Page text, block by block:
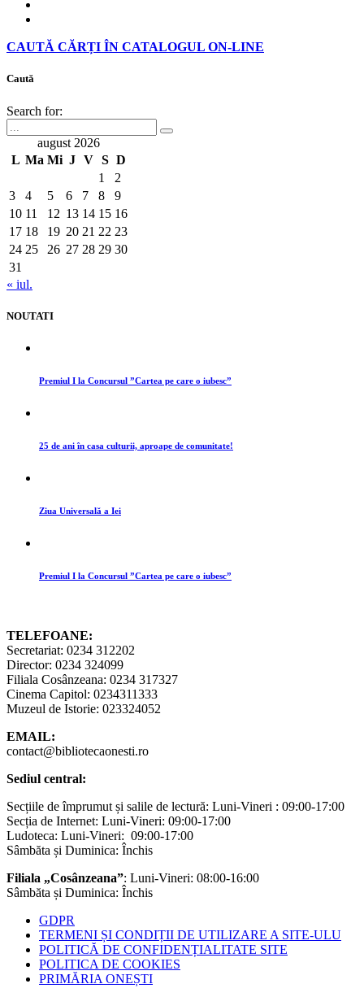
CAUTĂ CĂRȚI ÎN CATALOGUL ON-LINE
Caută
Search for:
august 2026
L Ma Mi J V S D
1
2
3
4 5 6 7 8
9
10 11 12 13 14 15 16
17 18 19 20 21 22 23
24 25 26 27 28 29 30
31
« iul.
NOUTATI
Premiul I la Concursul ”Cartea pe care o iubesc”
25 de ani în casa culturii, aproape de comunitate!
Ziua Universală a Iei
Premiul I la Concursul ”Cartea pe care o iubesc”
TELEFOANE:
Secretariat: 0234 312202
Director: 0234 324099
Filiala Cosânzeana: 0234 317327
Cinema Capitol: 0234311333
Muzeul de Istorie: 023324052
EMAIL:
contact@bibliotecaonesti.ro
Sediul central:
Secțiile de împrumut și salile de lectură: Luni-Vineri : 09:00-17:00
Secția de Internet: Luni-Vineri: 09:00-17:00
Ludoteca: Luni-Vineri: 09:00-17:00
Sâmbăta și Duminica: Închis
Filiala „Cosânzeana”: Luni-Vineri: 08:00-16:00
Sâmbăta și Duminica: Închis
GDPR
TERMENI ȘI CONDIȚII DE UTILIZARE A SITE-ULU
POLITICĂ DE CONFIDENȚIALITATE SITE
POLITICA DE COOKIES
PRIMĂRIA ONEȘTI